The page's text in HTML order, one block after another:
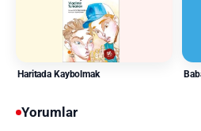
Haritada Kaybolmak
Yorumlar